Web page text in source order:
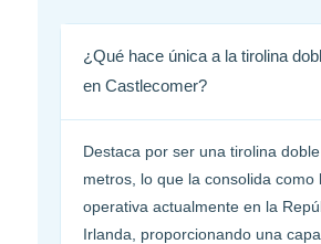
¿Qué hace única a la tirolina
en Castlecomer?
Destaca por ser una tirolina
metros, lo que la consolida como
operativa actualmente en la
Irlanda, proporcionando una